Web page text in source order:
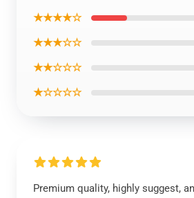
★★★★☆
★★★☆☆
★★☆☆☆
★☆☆☆☆
Premium quality, highly suggest,